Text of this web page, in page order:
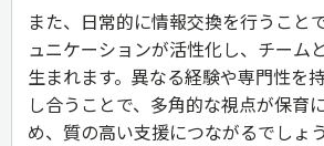
また、日常的に情報交換を行うこと
ュニケーションが活性化し、チーム
生まれます。異なる経験や専門性を
し合うことで、多角的な視点が保育
め、質の高い支援につながるでしょう